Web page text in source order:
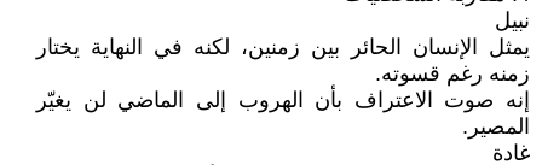
نبيل
يمثل الإنسان الحائر بين زمنين، لكنه في النهاية يختار
زمنه رغم قسوته.
إنه صوت الاعتراف بأن الهروب إلى الماضي لن يغيّر
المصير.
غادة